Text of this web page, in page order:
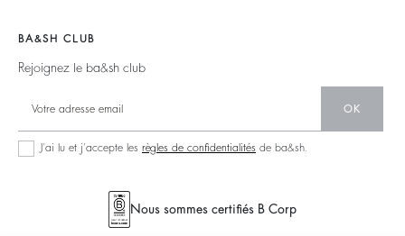
accessibilité
Pulls & Cardigans
Dos Nus
Circularité
Communauté
Collection Responsable
Seconde Main
Barbara & Sharon
125 Et Après
Nos Boutiques
BA&SH CLUB
Rejoignez le ba&sh club
OK
J’ai lu et j’accepte les règles de confidentialités de ba&sh.
Nous sommes certifiés B Corp